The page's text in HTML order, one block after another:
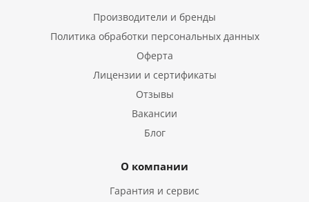
Производители и бренды
Политика обработки персональных данных
Оферта
Лицензии и сертификаты
Отзывы
Вакансии
Блог
О компании
Гарантия и сервис